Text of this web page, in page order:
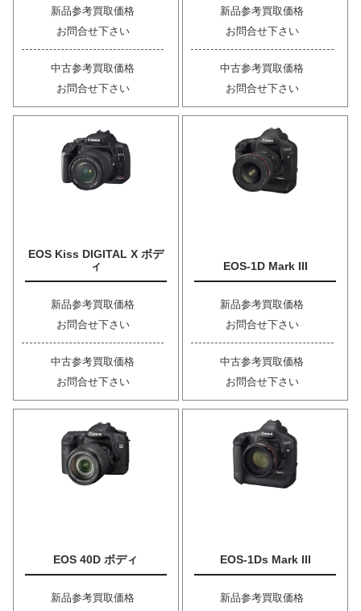
新品参考買取価格
お問合せ下さい
中古参考買取価格
お問合せ下さい
新品参考買取価格
お問合せ下さい
中古参考買取価格
お問合せ下さい
EOS Kiss DIGITAL X ボデ
ィ
新品参考買取価格
お問合せ下さい
中古参考買取価格
お問合せ下さい
EOS-1D Mark III
新品参考買取価格
お問合せ下さい
中古参考買取価格
お問合せ下さい
EOS 40D ボディ
新品参考買取価格
EOS-1Ds Mark III
新品参考買取価格